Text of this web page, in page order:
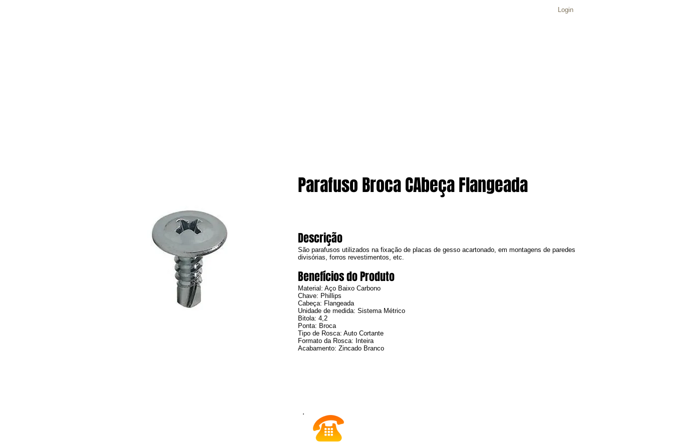
Login
Parafuso Broca CAbeça Flangeada
Descrição
São parafusos utilizados na fixação de placas de gesso acartonado, em montagens de paredes
divisórias, forros revestimentos, etc.
Benefícios do Produto
Material: Aço Baixo Carbono
Chave: Phillips
Cabeça: Flangeada
Unidade de medida: Sistema Métrico
Bitola: 4,2
Ponta: Broca
Tipo de Rosca: Auto Cortante
Formato da Rosca: Inteira
Acabamento: Zincado Branco